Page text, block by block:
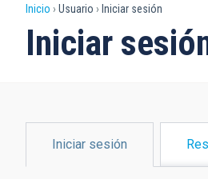
Sobrescribir
enlaces
ayuda
a
Inicio Usuario Iniciar sesión
Iniciar
PRINCIPALES
Iniciar sesión